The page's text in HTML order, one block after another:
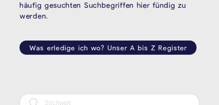
häufig gesuchten Suchbegriffen hier fündig zu
werden.
Was erledige ich wo? Unser A bis Z Register